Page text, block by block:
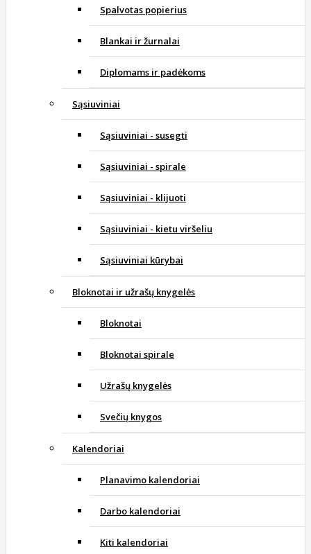
Spalvotas popierius
Blankai ir žurnalai
Diplomams ir padėkoms
Sąsiuviniai
Sąsiuviniai - susegti
Sąsiuviniai - spirale
Sąsiuviniai - klijuoti
Sąsiuviniai - kietu viršeliu
Sąsiuviniai kūrybai
Bloknotai ir užrašų knygelės
Bloknotai
Bloknotai spirale
Užrašų knygelės
Svečių knygos
Kalendoriai
Planavimo kalendoriai
Darbo kalendoriai
Kiti kalendoriai